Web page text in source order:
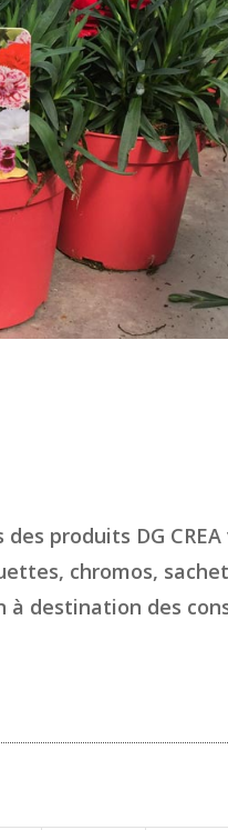
produits DG
chromos,
destination des